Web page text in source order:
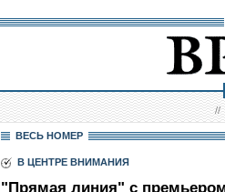
//
ВЕСЬ НОМЕР
В ЦЕНТРЕ ВНИМАНИЯ
"Прямая линия" с